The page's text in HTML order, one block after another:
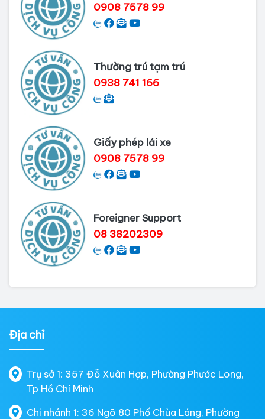
Dịch vụ Lý lịch tư pháp tại Cần Thơ
0908 7578 99
Thường trú tạm trú
0938 741 166
Giấy phép lái xe
0908 7578 99
Foreigner Support
08 38202309
Địa chỉ
Trụ sở 1: 357 Đỗ Xuân Hợp, Phường Phước Long,
Tp Hồ Chí Minh
Chi nhánh 1: 36 Ngõ 80 Phố Chùa Láng, Phường